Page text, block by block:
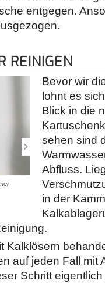
entgegen.
REINIGEN
© diybook |
einem Tuch sauber aus.
dass das Innere…
Bevor wir
lohnt es
Blick in die
sehen sind
Abfluss.
in der
Kalklösern
auf jeden Fall mit
Schritt